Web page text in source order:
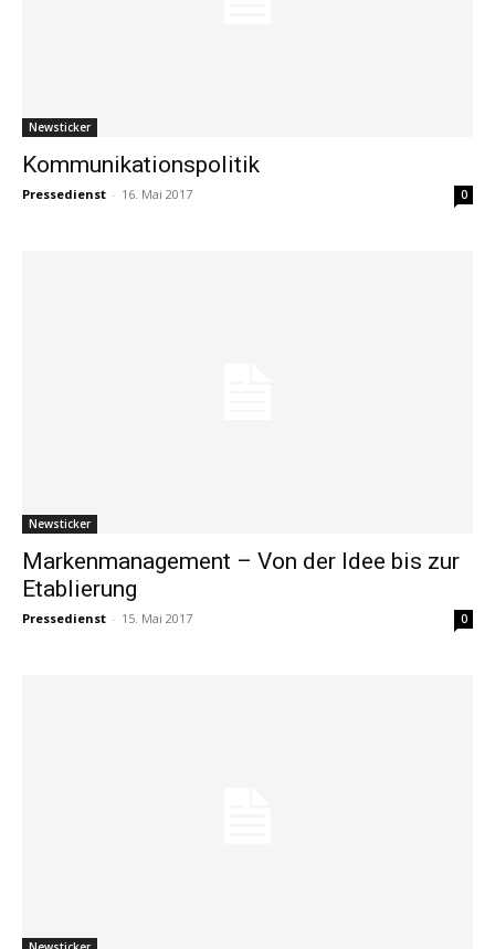
Newsticker
Kommunikationspolitik
Pressedienst - 16. Mai 2017 0
Newsticker
Markenmanagement – Von der Idee bis zur
Etablierung
Pressedienst - 15. Mai 2017 0